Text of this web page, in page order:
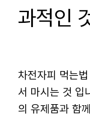
과적인
차전자피 먹는
서 마시는 것 입
의 유제품과 함